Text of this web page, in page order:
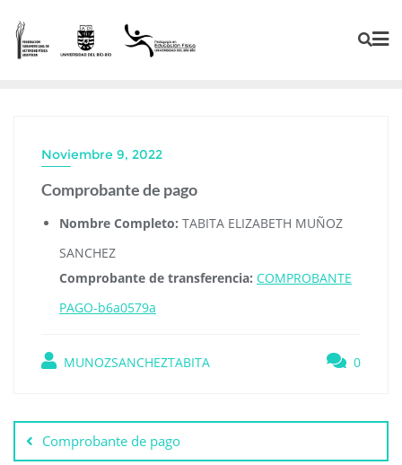
Noviembre 9, 2022
Comprobante de pago
Nombre Completo: TABITA ELIZABETH MUÑOZ
SANCHEZ
Comprobante de transferencia: COMPROBANTE
PAGO-b6a0579a
MUNOZSANCHEZTABITA 0
Comprobante de pago